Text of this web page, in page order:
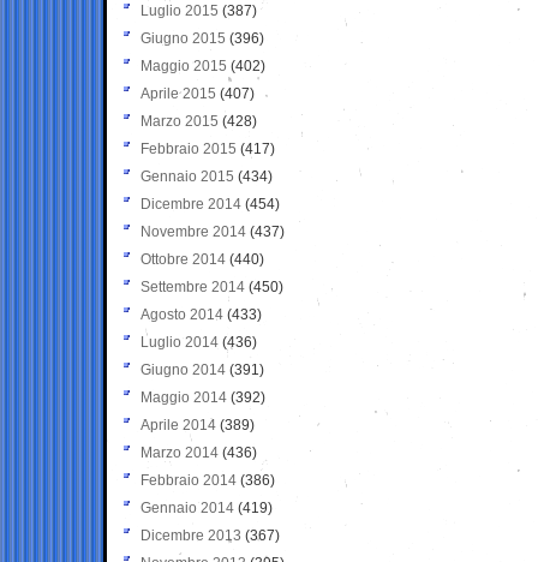
Luglio 2015 (387)
Giugno 2015 (396)
Maggio 2015 (402)
Aprile 2015 (407)
Marzo 2015 (428)
Febbraio 2015 (417)
Gennaio 2015 (434)
Dicembre 2014 (454)
Novembre 2014 (437)
Ottobre 2014 (440)
Settembre 2014 (450)
Agosto 2014 (433)
Luglio 2014 (436)
Giugno 2014 (391)
Maggio 2014 (392)
Aprile 2014 (389)
Marzo 2014 (436)
Febbraio 2014 (386)
Gennaio 2014 (419)
Dicembre 2013 (367)